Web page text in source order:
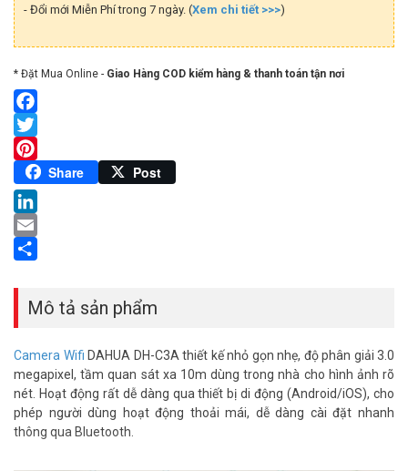
- Đổi mới Miễn Phí trong 7 ngày. (Xem chi tiết >>>)
* Đặt Mua Online - Giao Hàng COD kiểm hàng & thanh toán tận nơi
Facebook
Twitter
Pinterest
Share Post
LinkedIn
Email
Mô tả sản phẩm
Camera Wifi DAHUA DH-C3A thiết kế nhỏ gọn nhẹ, độ phân giải 3.0
megapixel, tầm quan sát xa 10m dùng trong nhà cho hình ảnh rõ
nét. Hoạt động rất dễ dàng qua thiết bị di động (Android/iOS), cho
phép người dùng hoạt động thoải mái, dễ dàng cài đặt nhanh
thông qua Bluetooth.